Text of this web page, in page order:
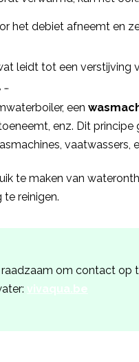
het debiet afneemt en
leidt tot een verstijving
een
enz. Dit principe
vaatwassers,
te maken van
reinigen.
om contact op
vivaqua.be